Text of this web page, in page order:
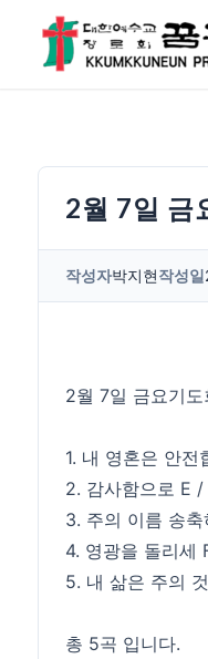
2월 7일 금
작성자박지현작성일
2월 7일 금요기
1. 내 영혼은 안전
2. 감사함으로 E
3. 주의 이름 송
4. 영광을 돌리세
5. 내 삶은 주의
총 5곡 입니다.